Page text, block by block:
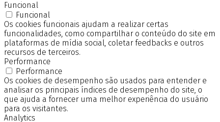
Funcional
Funcional
Os cookies funcionais ajudam a realizar certas
funcionalidades, como compartilhar o conteúdo do site em
plataformas de mídia social, coletar feedbacks e outros
recursos de terceiros.
Performance
Performance
Os cookies de desempenho são usados para entender e
analisar os principais índices de desempenho do site, o
que ajuda a fornecer uma melhor experiência do usuário
para os visitantes.
Analytics